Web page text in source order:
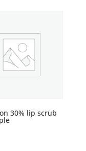
30% lip scrub